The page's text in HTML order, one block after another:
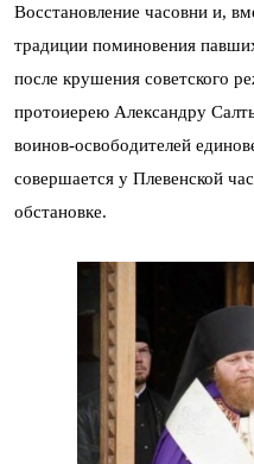
Восстановление часовни и,
традиции поминовения
после крушения советского
протоиерею Александру
воинов-освободителей
совершается у Плевенской
обстановке.